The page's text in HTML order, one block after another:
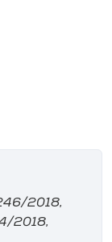
2018,
2018,